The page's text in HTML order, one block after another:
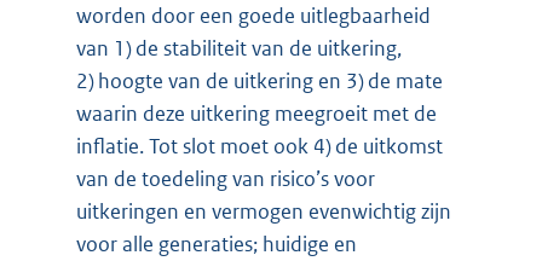
worden door een goede uitlegbaarheid
van 1) de stabiliteit van de uitkering,
2) hoogte van de uitkering en 3) de mate
waarin deze uitkering meegroeit met de
inflatie. Tot slot moet ook 4) de uitkomst
van de toedeling van risico’s voor
uitkeringen en vermogen evenwichtig zijn
voor alle generaties; huidige en